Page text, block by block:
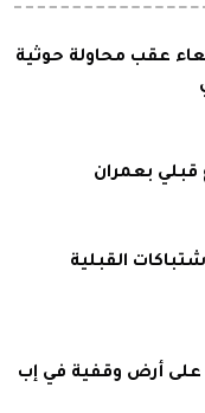
عقب محاولة حوثية
بعمران
القبلية
على أرض وقفية في إب